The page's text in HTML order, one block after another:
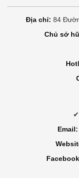
Địa chỉ: 84
Chủ sở
✔
Email: